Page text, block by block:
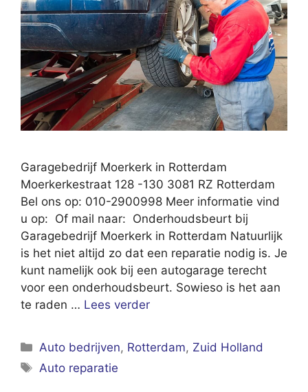
Garagebedrijf Moerkerk in Rotterdam
Moerkerkestraat 128 -130 3081 RZ Rotterdam
Bel ons op: 010-2900998 Meer informatie vind
u op: Of mail naar: Onderhoudsbeurt bij
Garagebedrijf Moerkerk in Rotterdam Natuurlijk
is het niet altijd zo dat een reparatie nodig is. Je
kunt namelijk ook bij een autogarage terecht
voor een onderhoudsbeurt. Sowieso is het aan
te raden … Lees verder
Categorieën
Auto bedrijven, Rotterdam, Zuid Holland
Tags
Auto reparatie